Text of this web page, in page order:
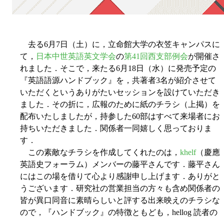
去る6月7日（土）に，立命館大学の衣笠キャンパスに
て， 日本中世英語英文学会の第41回西支部例会が開催さ
れました．そこで，来たる6月18日（水）に発売予定の
『英語語源ハンドブック』を，共著者3名が紹介させて
いただくというありがたいセッションを設けていただき
ました．その折に，広報のために紙のチラシ（上掲）を
配布いたしましたが，持参した60部はすべて来場者にお
持ちいただきました．関係者一同嬉しく思っておりま
す．
この素敵なチラシを作成してくれたのは， khelf（慶應
英語史フォーラム）メンバーの藤平さんです．藤平さん
にはこの場を借りて心より感謝申し上げます．ありがと
うございます．研究社の営業担当の方々も含め関係者の
皆が異口同音に素晴らしいと評する出来映えのチラシな
ので，『ハンドブック』の特徴ともども，hellog 読者の